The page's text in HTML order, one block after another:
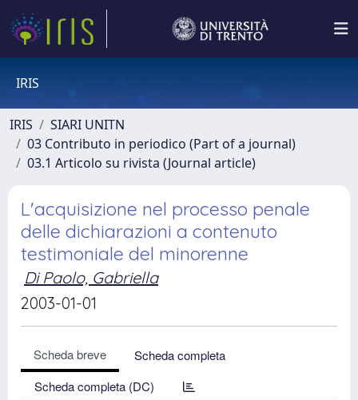
IRIS
IRIS
SIARI UNITN
03 Contributo in periodico (Part of a journal)
03.1 Articolo su rivista (Journal article)
L'acquisizione nel processo penale
delle dichiarazioni a contenuto
testimoniale del minorenne
Di Paolo, Gabriella
2003-01-01
Scheda breve
Scheda completa
Scheda completa (DC)